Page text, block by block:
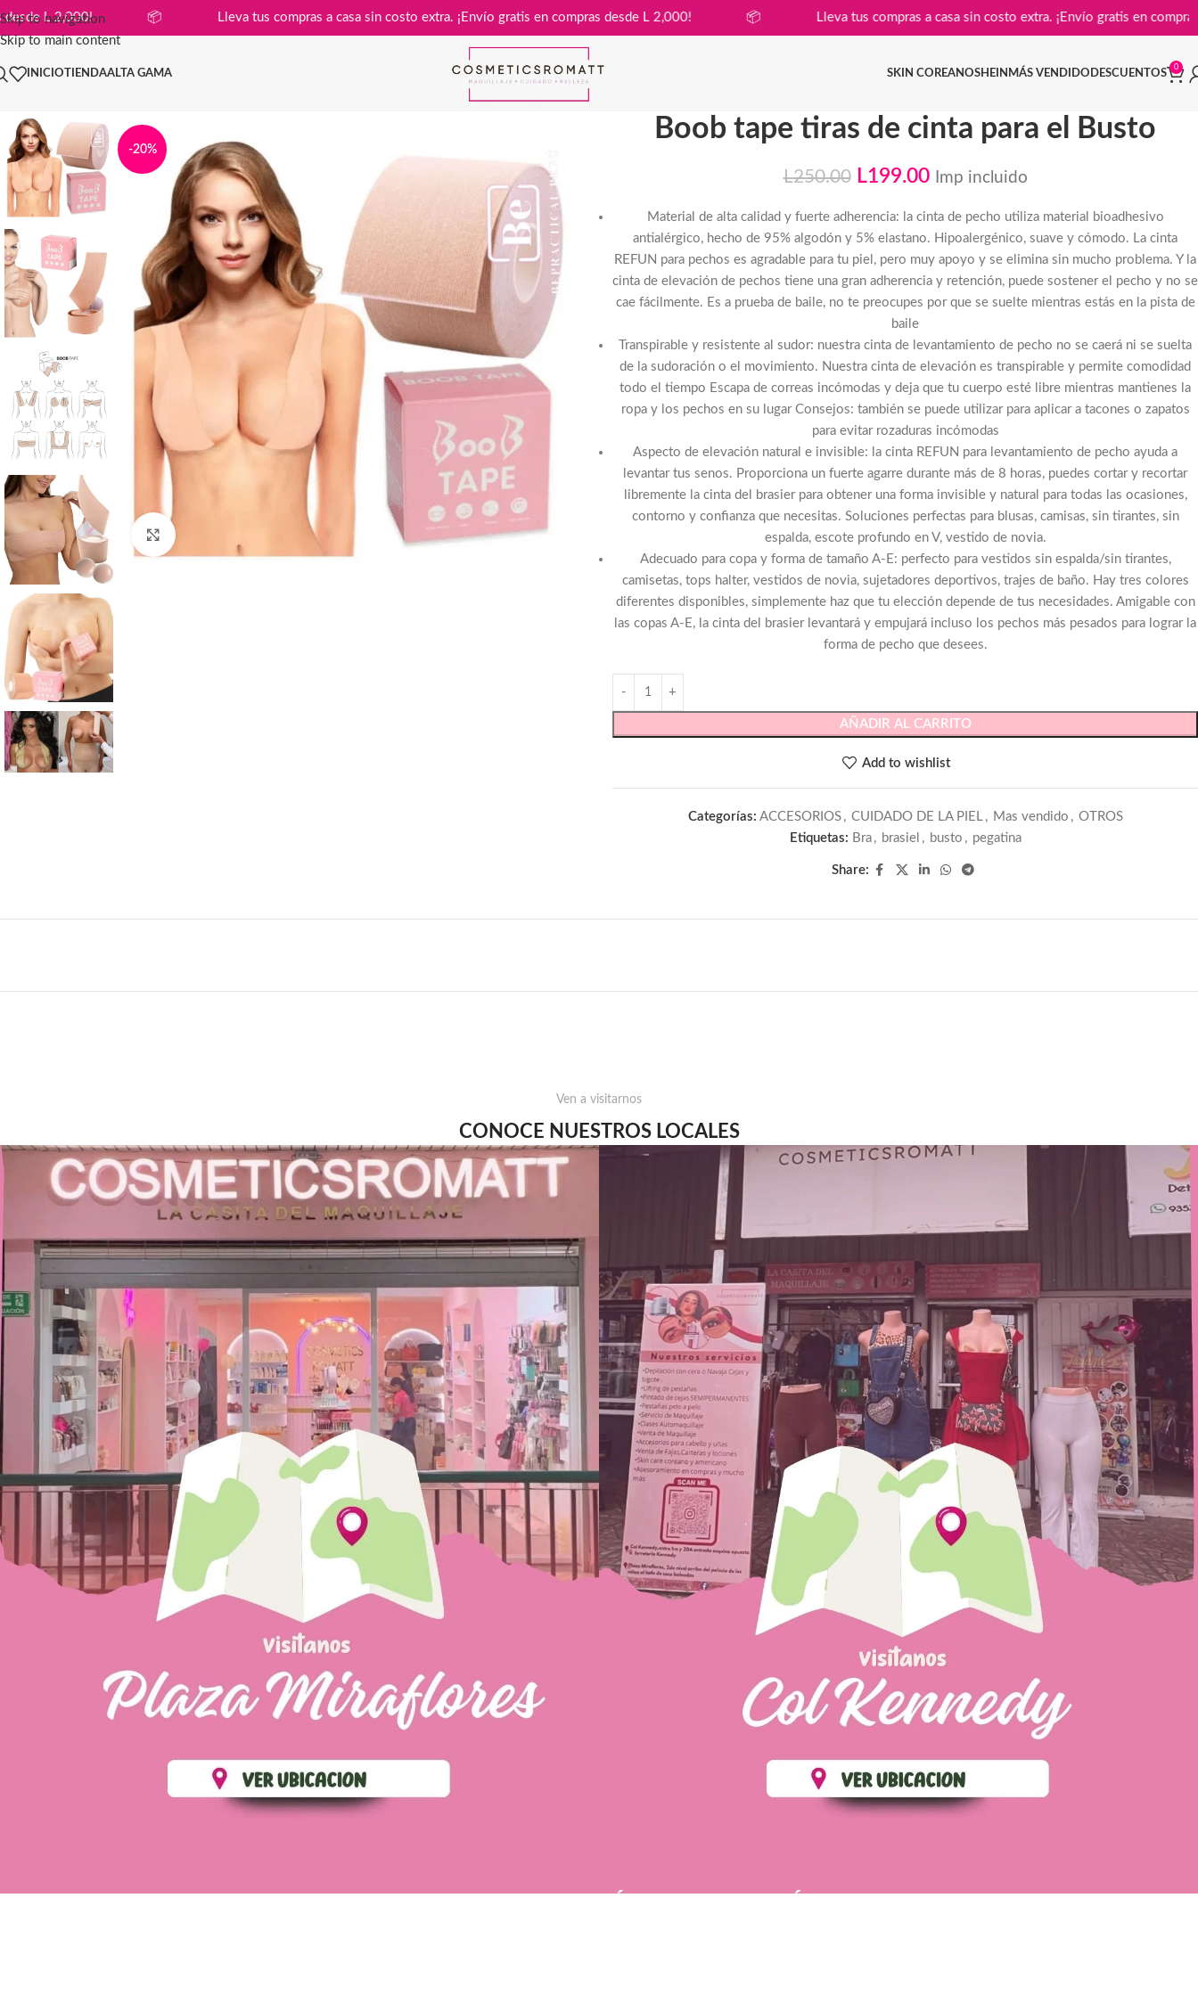
Skip to navigation
Skip to main content
desde L 2,000! Lleva tus compras a casa sin costo extra. ¡Envío gratis en compras desde L 2,000! Lleva tus compras a casa sin costo extra. ¡Envío gratis en
INICIOTIENDAALTA GAMA SKIN COREANOSHEIN MÁS VENDIDO DESCUENTOS
0
-20%
Boob tape tiras de cinta para el Busto
L250.00 L199.00 Imp incluido
Material de alta calidad y fuerte adherencia: la cinta de pecho utiliza material bioadhesivo
antialérgico, hecho de 95% algodón y 5% elastano. Hipoalergénico, suave y cómodo. La cinta
REFUN para pechos es agradable para tu piel, pero muy apoyo y se elimina sin mucho problema. Y la
cinta de elevación de pechos tiene una gran adherencia y retención, puede sostener el pecho y no se
cae fácilmente. Es a prueba de baile, no te preocupes por que se suelte mientras estás en la pista de
baile
Transpirable y resistente al sudor: nuestra cinta de levantamiento de pecho no se caerá ni se suelta
de la sudoración o el movimiento. Nuestra cinta de elevación es transpirable y permite comodidad
todo el tiempo Escapa de correas incómodas y deja que tu cuerpo esté libre mientras mantienes la
ropa y los pechos en su lugar Consejos: también se puede utilizar para aplicar a tacones o zapatos
para evitar rozaduras incómodas
Aspecto de elevación natural e invisible: la cinta REFUN para levantamiento de pecho ayuda a
levantar tus senos. Proporciona un fuerte agarre durante más de 8 horas, puedes cortar y recortar
libremente la cinta del brasier para obtener una forma invisible y natural para todas las ocasiones,
contorno y confianza que necesitas. Soluciones perfectas para blusas, camisas, sin tirantes, sin
espalda, escote profundo en V, vestido de novia.
Adecuado para copa y forma de tamaño A-E: perfecto para vestidos sin espalda/sin tirantes,
camisetas, tops halter, vestidos de novia, sujetadores deportivos, trajes de baño. Hay tres colores
diferentes disponibles, simplemente haz que tu elección depende de tus necesidades. Amigable con
las copas A-E, la cinta del brasier levantará y empujará incluso los pechos más pesados para lograr la
forma de pecho que desees.
AÑADIR AL CARRITO
Add to wishlist
Categorías: ACCESORIOS , CUIDADO DE LA PIEL , Mas vendido , OTROS
Etiquetas: Bra , brasiel , busto , pegatina
Share:
Ven a visitarnos
CONOCE NUESTROS LOCALES